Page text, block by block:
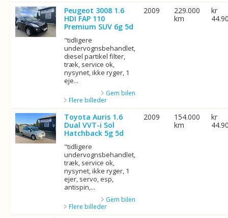
Peugeot 3008 1.6
HDI FAP 110
Premium SUV 6g 5d
"tidligere
undervognsbehandlet,
diesel partikel filter,
træk, service ok,
nysynet, ikke ryger, 1
eje...
Gem bilen
Flere billeder
2009
229.000
km
kr
Toyota Auris 1.6
Dual VVT-i Sol
Hatchback 5g 5d
"tidligere
undervognsbehandlet,
træk, service ok,
nysynet, ikke ryger, 1
ejer, servo, esp,
antispin,...
Gem bilen
Flere billeder
2009
154.000
km
kr